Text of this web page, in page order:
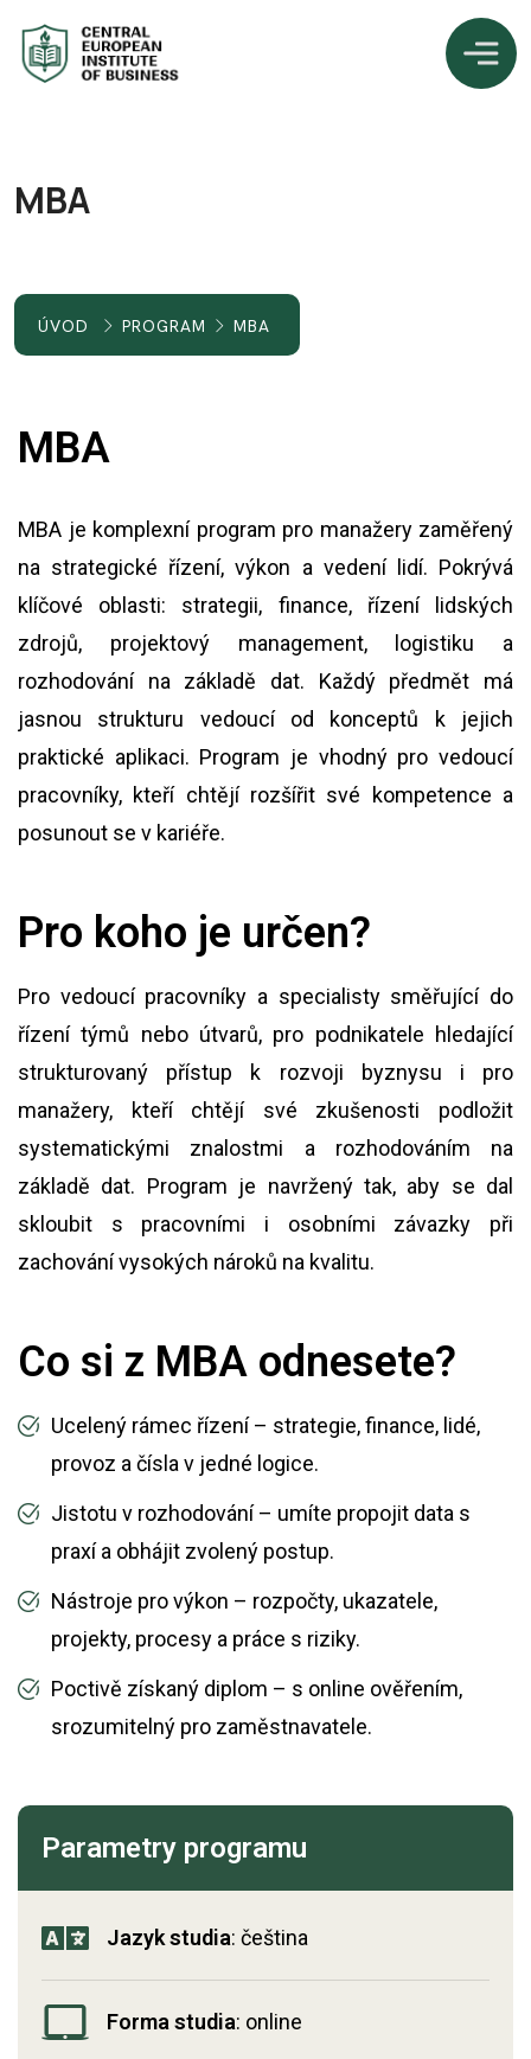
MBA
ÚVOD PROGRAM MBA
MBA
MBA je komplexní program pro manažery zaměřený
na strategické řízení, výkon a vedení lidí. Pokrývá
klíčové oblasti: strategii, finance, řízení lidských
zdrojů, projektový management, logistiku a
rozhodování na základě dat. Každý předmět má
jasnou strukturu vedoucí od konceptů k jejich
praktické aplikaci. Program je vhodný pro vedoucí
pracovníky, kteří chtějí rozšířit své kompetence a
posunout se v kariéře.
Pro koho je určen?
Pro vedoucí pracovníky a specialisty směřující do
řízení týmů nebo útvarů, pro podnikatele hledající
strukturovaný přístup k rozvoji byznysu i pro
manažery, kteří chtějí své zkušenosti podložit
systematickými znalostmi a rozhodováním na
základě dat. Program je navržený tak, aby se dal
skloubit s pracovními i osobními závazky při
zachování vysokých nároků na kvalitu.
Co si z MBA odnesete?
Ucelený rámec řízení – strategie, finance, lidé,
provoz a čísla v jedné logice.
Jistotu v rozhodování – umíte propojit data s
praxí a obhájit zvolený postup.
Nástroje pro výkon – rozpočty, ukazatele,
projekty, procesy a práce s riziky.
Poctivě získaný diplom – s online ověřením,
srozumitelný pro zaměstnavatele.
Parametry programu
Jazyk studia: čeština
Forma studia: online